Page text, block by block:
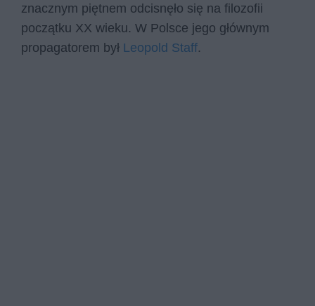
znacznym piętnem odcisnęło się na filozofii
początku XX wieku. W Polsce jego głównym
propagatorem był Leopold Staff.